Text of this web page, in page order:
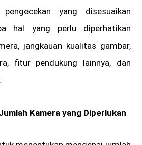
yang disesuaikan
hal yang perlu diperhatikan
jangkauan kualitas gambar,
fitur pendukung lainnya, dan
Kamera yang Diperlukan